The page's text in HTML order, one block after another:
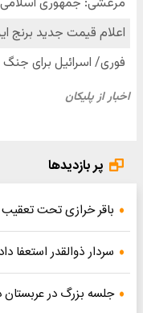
پر بازدیدها
باقر خرازی تحت
سردار ذوالقدر استعفا
جلسه بزرگ در عربستان